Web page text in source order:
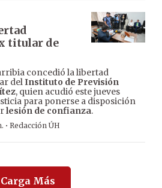
titular de
concedió la libertad
delInstituto de Previsión
, quien acudió este jueves
para ponerse a disposición
lesión de confianza.
· Redacción ÚH
Carga Más